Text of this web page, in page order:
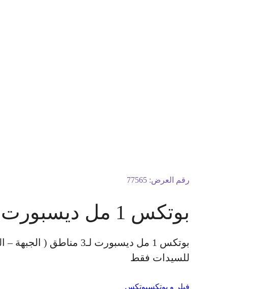
رقم العرض:77565
بوتكس 1 مل ديسبورت لـ3 مناطق
للسيدات فقط
فيلر و بوتكسبوتكس